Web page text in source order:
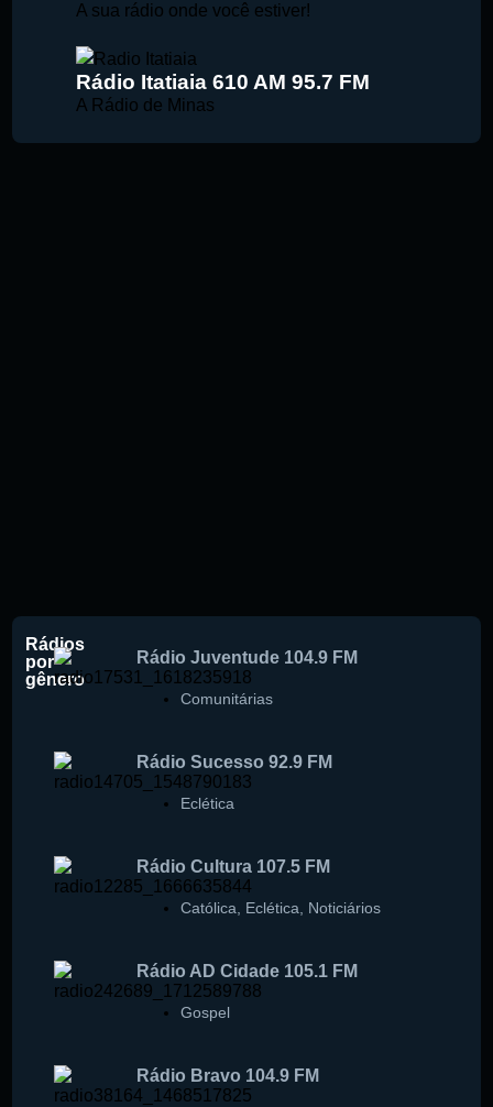
A sua rádio onde você estiver!
Rádio Itatiaia 610 AM 95.7 FM
A Rádio de Minas
Rádios
por
gênero
Rádio Juventude 104.9 FM
Comunitárias
Rádio Sucesso 92.9 FM
Eclética
Rádio Cultura 107.5 FM
Católica Eclética Noticiários
Rádio AD Cidade 105.1 FM
Gospel
Rádio Bravo 104.9 FM